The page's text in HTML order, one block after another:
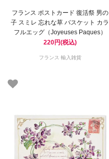
フランス ポストカード 復活祭 男の
子 スミレ 忘れな草 バスケット カラ
フルエッグ（Joyeuses Paques）
220円(税込)
フランス 輸入雑貨